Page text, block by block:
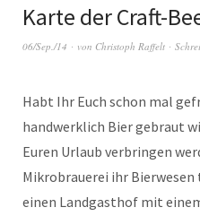
Karte der Craft-
06/Sep./14 von Christoph Raffelt
Habt Ihr Euch schon mal
handwerklich Bier gebraut
Euren Urlaub verbringen
Mikrobrauerei ihr
einen Landgasthof mit